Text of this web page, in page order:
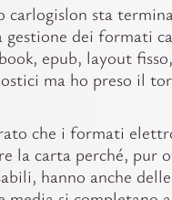
carlogislon sta
gestione dei formati
epub, layout
ma ho preso il
che i formati
la carta perché, pur
hanno anche